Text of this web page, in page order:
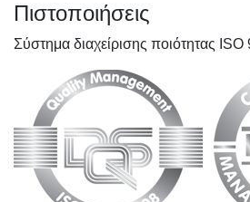
Πιστοποιήσεις
Σύστημα διαχείρισης ποιότητας